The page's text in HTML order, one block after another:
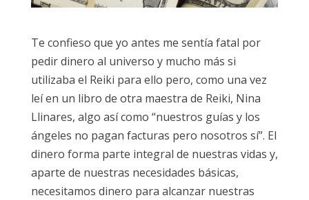
Te confieso que yo antes me sentía fatal por
pedir dinero al universo y mucho más si
utilizaba el Reiki para ello pero, como una vez
leí en un libro de otra maestra de Reiki, Nina
Llinares, algo así como “nuestros guías y los
ángeles no pagan facturas pero nosotros sí”. El
dinero forma parte integral de nuestras vidas y,
aparte de nuestras necesidades básicas,
necesitamos dinero para alcanzar nuestras